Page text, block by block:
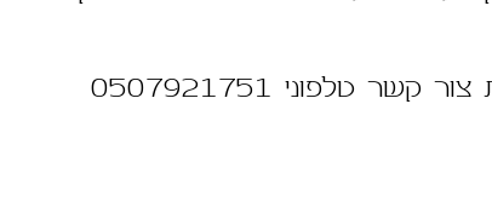
0507921751